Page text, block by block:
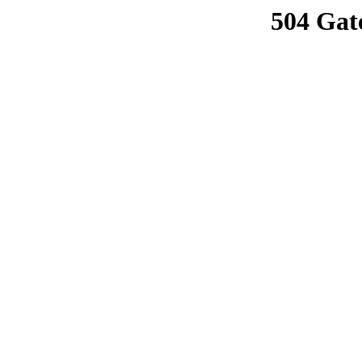
504